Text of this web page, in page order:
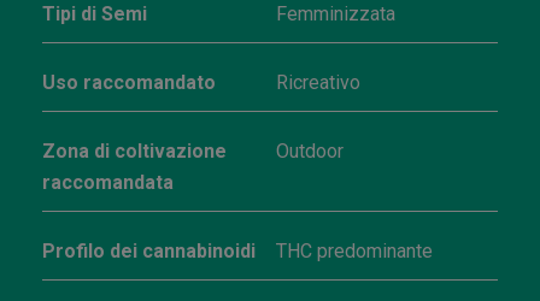
Tipi di Semi Femminizzata
Uso raccomandato Ricreativo
Zona di coltivazione
raccomandata
Outdoor
Profilo dei cannabinoidi THC predominante